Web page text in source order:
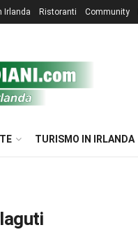
Irlanda Ristoranti Community
TURISMO IN IRLANDA